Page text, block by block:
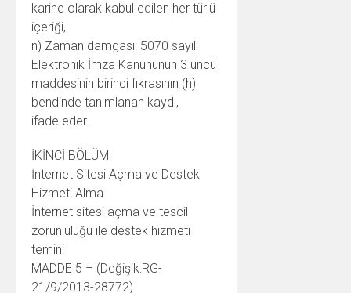
karine olarak kabul edilen her türlü
içeriği,
n) Zaman damgası: 5070 sayılı
Elektronik İmza Kanununun 3 üncü
maddesinin birinci fıkrasının (h)
bendinde tanımlanan kaydı,
ifade eder.
İKİNCİ BÖLÜM
İnternet Sitesi Açma ve Destek
Hizmeti Alma
İnternet sitesi açma ve tescil
zorunluluğu ile destek hizmeti
temini
MADDE 5 – (Değişik:RG-
21/9/2013-28772)